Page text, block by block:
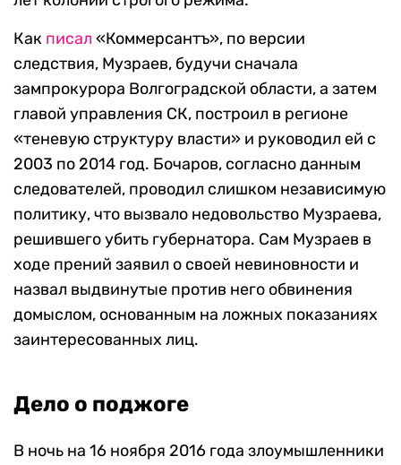
Как писал «Коммерсантъ», по версии
следствия, Музраев, будучи сначала
зампрокурора Волгоградской области, а затем
главой управления СК, построил в регионе
«теневую структуру власти» и руководил ей с
2003 по 2014 год. Бочаров, согласно данным
следователей, проводил слишком независимую
политику, что вызвало недовольство Музраева,
решившего убить губернатора. Сам Музраев в
ходе прений заявил о своей невиновности и
назвал выдвинутые против него обвинения
домыслом, основанным на ложных показаниях
заинтересованных лиц.
Дело о поджоге
В ночь на 16 ноября 2016 года злоумышленники